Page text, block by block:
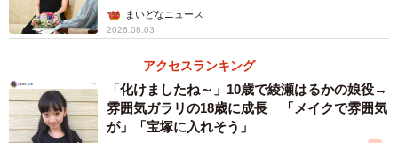
である。しかしながら、中国側のナショナリズムの高まり
や、経済と安全保障を一体として捉える「経済安全保障」
の概念が国際的に主流となりつつある中で、かつてのよう
な「政冷経熱」の再現は極めて困難である。
当面の間、日中関係には明るい兆しは見えそうにない。日
子の部屋】
まいどなニュース
2026.08.03
アクセスランキング
「化けましたね～」10歳で綾瀬はるかの娘役→
雰囲気ガラリの18歳に成長 「メイクで雰囲気
が」「宝塚に入れそう」